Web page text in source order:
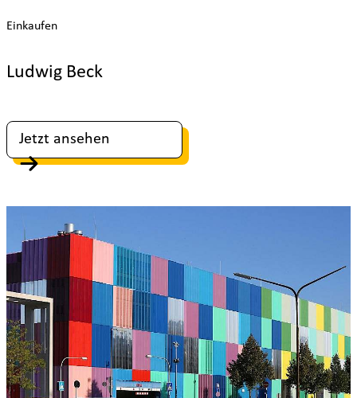
Ludwig Beck
Einkaufen
Jetzt ansehen